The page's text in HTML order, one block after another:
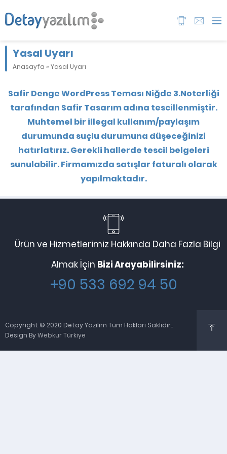
Yasal Uyarı
Anasayfa » Yasal Uyarı
Safir Denge WordPress Teması Niğde 3.Noterliği
tarafından Safir Tasarım adına tescillenmiştir.
Muhtemel bir illegal kullanım/paylaşım
durumunda suçlu durumuna düşeceğinizi
hatırlatırız. Gerekli hallerde tescil belgeleri
sunulabilir. Firmamızda satışlar faturalı olarak
yapılmaktadır.
Ürün ve Hizmetlerimiz Hakkında Daha Fazla Bilgi
Almak İçin Bizi Arayabilirsiniz:
+90 533 692 94 50
Copyright © 2020 Detay Yazılım Tüm Hakları Saklıdır..
Design ByWebkur Türkiye